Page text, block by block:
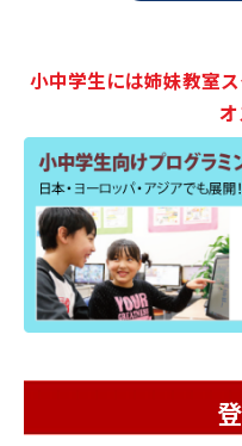
小中学生には姉妹教室
オ